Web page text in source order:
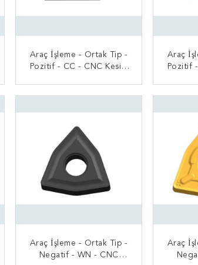
Araç İşleme - Ortak Tip -
Pozitif - CC - CNC Kesici
ŞIMDI BAŞVURUN
Araç
Pozitif
Araç İşleme - Ortak Tip -
Negatif - WN - CNC
Araç